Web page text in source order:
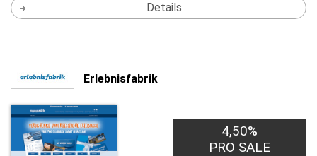
Details
Erlebnisfabrik
4,50%
PRO SALE